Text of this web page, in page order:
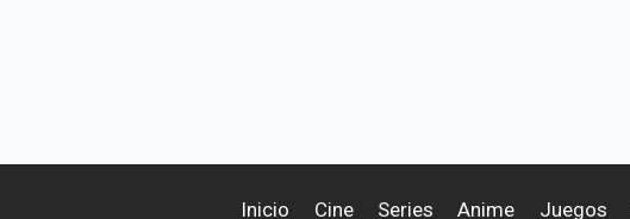
Inicio Cine Series Anime Juegos